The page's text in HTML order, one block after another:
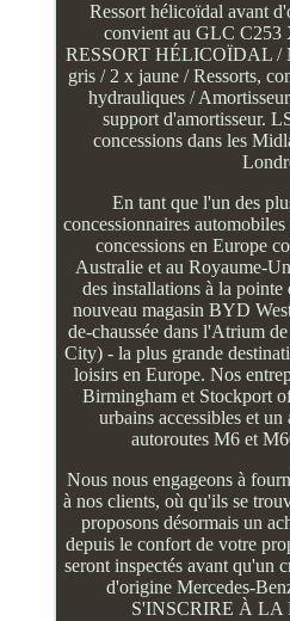
Ressort hélicoïdal avant
convient au GLC C253
RESSORT HÉLICOÏDAL /
gris / 2 x jaune / Ressorts,
hydrauliques /
support d'amortisseur.
concessions dans les
En tant que l'un des
concessionnaires
concessions en Europe
Australie et au Royaume-
des installations à la
nouveau magasin BYD
de-chaussée dans l'Atrium
City) - la plus grande
loisirs en Europe. Nos
Birmingham et Stockport
urbains accessibles et
autoroutes M6 et
Nous nous engageons à
à nos clients, où qu'ils se
proposons désormais un
depuis le confort de votre
seront inspectés avant qu'un
d'origine Mercedes-
S'INSCRIRE À LA